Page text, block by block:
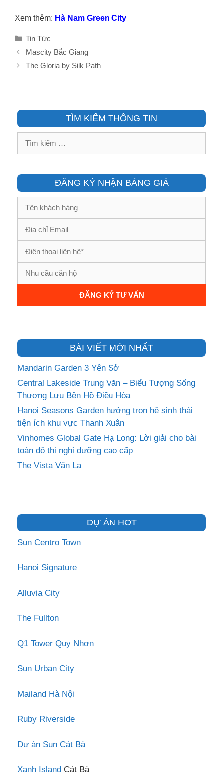
Xem thêm: Hà Nam Green City
Danh
mục
Tin Tức
Mascity Bắc Giang
The Gloria by Silk Path
TÌM KIẾM THÔNG TIN
Tìm
ĐĂNG KÝ NHẬN BẢNG GIÁ
BÀI VIẾT MỚI NHẤT
Mandarin Garden 3 Yên Sở
Central Lakeside Trung Văn – Biểu Tượng Sống
Thượng Lưu Bên Hồ Điều Hòa
Hanoi Seasons Garden hưởng trọn hệ sinh thái
tiện ích khu vực Thanh Xuân
Vinhomes Global Gate Hạ Long: Lời giải cho bài
toán đô thị nghỉ dưỡng cao cấp
The Vista Văn La
DỰ ÁN HOT
Sun Centro Town
Hanoi Signature
Alluvia City
The Fullton
Q1 Tower Quy Nhơn
Sun Urban City
Mailand Hà Nội
Ruby Riverside
Dự án Sun Cát Bà
Xanh Island Cát Bà